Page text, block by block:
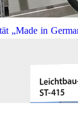
„Made in